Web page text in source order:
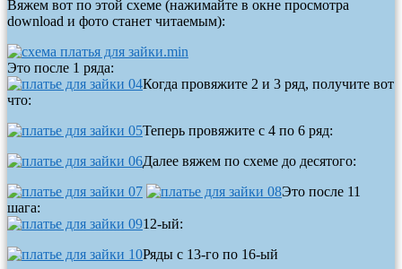
Вяжем вот по этой схеме (нажимайте в окне просмотра
download и фото станет читаемым):
Это после 1 ряда:
Когда провяжите 2 и 3 ряд, получите вот
что:
Теперь провяжите с 4 по 6 ряд:
Далее вяжем по схеме до десятого:
Это после 11
шага:
12-ый:
Ряды с 13-го по 16-ый